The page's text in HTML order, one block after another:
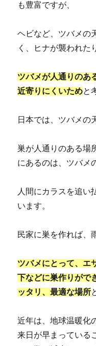
も豊富ですが、
ヘビなど、ツバメの
く、ヒナが襲われた
ツバメが人通りのあ
近寄りにくいためと
日本では、ツバメの
巣が人通りのある場
にあるのは、ツバメ
人間にカラスを追い
います。
民家に巣を作れば、
ツバメにとって、エ
下などに巣作りが
ッタリ、最適な場所
近年は、地球温暖化
来日が早まっている